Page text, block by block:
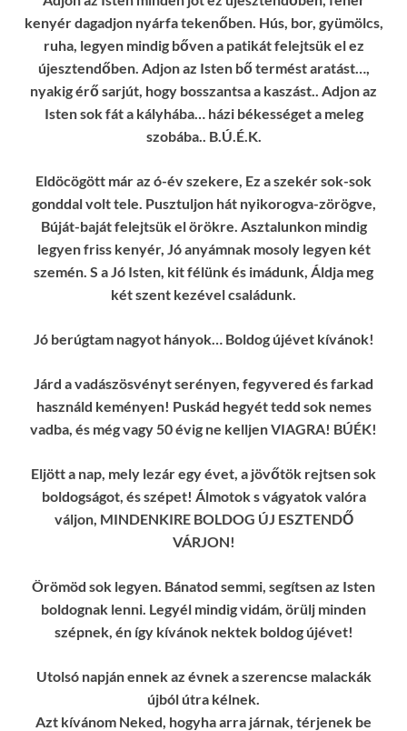
kenyér dagadjon nyárfa tekenőben. Hús, bor, gyümölcs,
ruha, legyen mindig bőven a patikát felejtsük el ez
újesztendőben. Adjon az Isten bő termést aratást…,
nyakig érő sarjút, hogy bosszantsa a kaszást.. Adjon az
Isten sok fát a kályhába… házi békességet a meleg
szobába.. B.Ú.É.K.
Eldöcögött már az ó-év szekere, Ez a szekér sok-sok
gonddal volt tele. Pusztuljon hát nyikorogva-zörögve,
Búját-baját felejtsük el örökre. Asztalunkon mindig
legyen friss kenyér, Jó anyámnak mosoly legyen két
szemén. S a Jó Isten, kit félünk és imádunk, Áldja meg
két szent kezével családunk.
Jó berúgtam nagyot hányok… Boldog újévet kívánok!
Járd a vadászösvényt serényen, fegyvered és farkad
használd keményen! Puskád hegyét tedd sok nemes
vadba, és még vagy 50 évig ne kelljen VIAGRA! BÚÉK!
Eljött a nap, mely lezár egy évet, a jövőtök rejtsen sok
boldogságot, és szépet! Álmotok s vágyatok valóra
váljon, MINDENKIRE BOLDOG ÚJ ESZTENDŐ
VÁRJON!
Örömöd sok legyen. Bánatod semmi, segítsen az Isten
boldognak lenni. Legyél mindig vidám, örülj minden
szépnek, én így kívánok nektek boldog újévet!
Utolsó napján ennek az évnek a szerencse malackák
újból útra kélnek.
Azt kívánom Neked, hogyha arra járnak, térjenek be